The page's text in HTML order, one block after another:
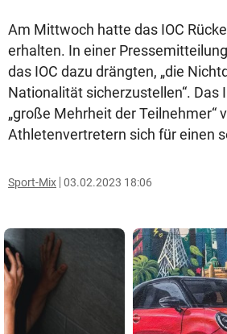
Am Mittwoch hatte das IOC
erhalten. In einer
das IOC dazu drängten, „die
Nationalität sicherzustellen“. Das
„große Mehrheit der Teilnehmer“
Athletenvertretern sich für einen
Sport-Mix 03.02.2023 18:06